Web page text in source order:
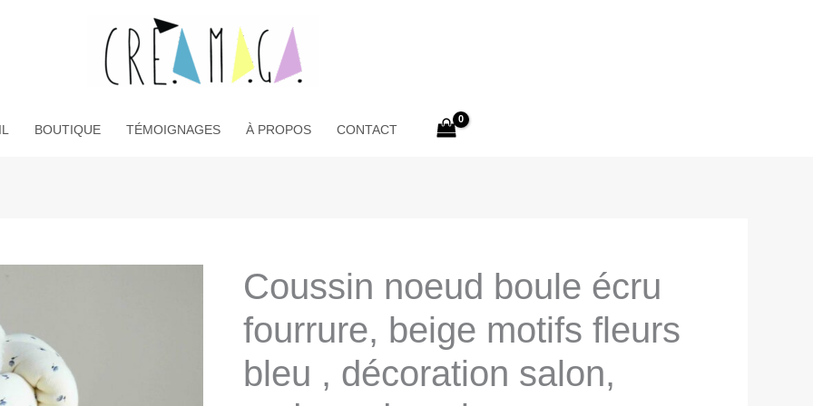
BOUTIQUE TÉMOIGNAGES À PROPOS CONTACT
Coussin noeud boule écru
fourrure, beige motifs fleurs
bleu , décoration salon,